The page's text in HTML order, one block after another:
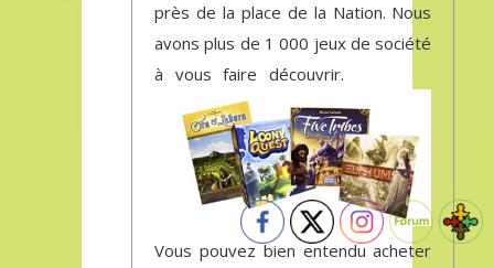
près de la place de la Nation. Nous
avons plus de 1 000 jeux de société
à vous faire découvrir.
Vous pouvez bien entendu acheter